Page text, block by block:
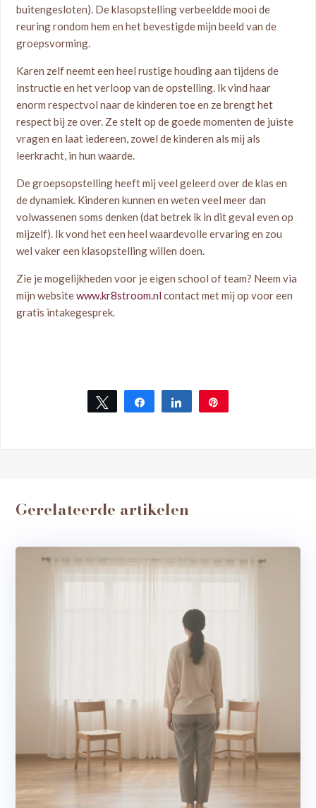
buitengesloten). De klasopstelling verbeeldde mooi de
reuring rondom hem en het bevestigde mijn beeld van de
groepsvorming.
Karen zelf neemt een heel rustige houding aan tijdens de
instructie en het verloop van de opstelling. Ik vind haar
enorm respectvol naar de kinderen toe en ze brengt het
respect bij ze over. Ze stelt op de goede momenten de juiste
vragen en laat iedereen, zowel de kinderen als mij als
leerkracht, in hun waarde.
De groepsopstelling heeft mij veel geleerd over de klas en
de dynamiek. Kinderen kunnen en weten veel meer dan
volwassenen soms denken (dat betrek ik in dit geval even op
mijzelf). Ik vond het een heel waardevolle ervaring en zou
wel vaker een klasopstelling willen doen.
Zie je mogelijkheden voor je eigen school of team? Neem via
mijn websitewww.kr8stroom.nl contact met mij op voor een
gratis intakegesprek.
Tweet Share Share
Gerelateerde artikelen